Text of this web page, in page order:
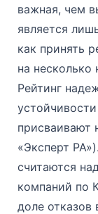
важная, чем
является
как принять
на
Рейтинг
присваивают
«Эксперт
считаются
компаний по
доле отказов